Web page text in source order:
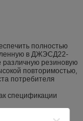
полностью
в ДЖЭСД22-
различную резиновую
повторимостью,
потребителя
спецификации
+/- 10%;